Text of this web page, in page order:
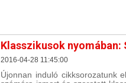
Klasszikusok nyomában:
2016-04-28 11:45:00
Újonnan induló cikksorozatunk